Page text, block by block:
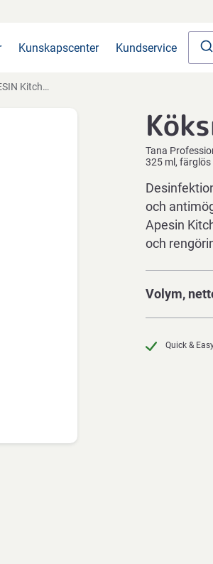
Kunskapscenter Kundservice
färglös och doftfri
Tana
325 ml,
och
Apesin
och
Volym,
Quick &